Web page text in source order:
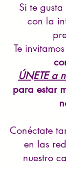
Si te
con la
Te
ÚNETE a
para estar
Conéctate
en las
nuestro